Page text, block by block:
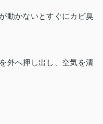
動かないとすぐにカビ臭
外へ押し出し、空気を清